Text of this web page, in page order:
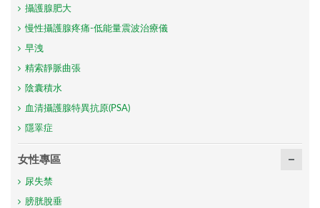
攝護腺肥大
慢性攝護腺疼痛-低能量震波治療儀
早洩
精索靜脈曲張
陰囊積水
血清攝護腺特異抗原(PSA)
隱睪症
女性專區
尿失禁
膀胱脫垂